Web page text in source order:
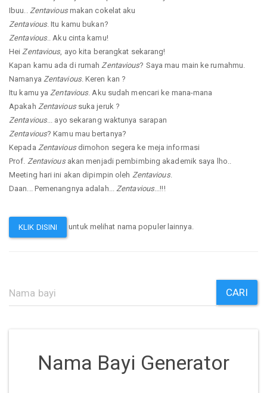
Ibuu.. Zentaviousmakan cokelat aku
Zentavious. Itu kamu bukan?
Zentavious.. Aku cinta kamu!
HeiZentavious, ayo kita berangkat sekarang!
Kapan kamu ada di rumahZentavious? Saya mau main ke rumahmu.
Namanya Zentavious. Keren kan ?
Itu kamu yaZentavious. Aku sudah mencari ke mana-mana
Apakah Zentavioussuka jeruk ?
Zentavious... ayo sekarang waktunya sarapan
Zentavious? Kamu mau bertanya?
Kepada Zentaviousdimohon segera ke meja informasi
Prof. Zentaviousakan menjadi pembimbing akademik saya lho..
Meeting hari ini akan dipimpin oleh Zentavious.
Daan... Pemenangnya adalah... Zentavious...!!!
KLIK DISINI untuk melihat nama populer lainnya.
CARI
Nama Bayi Generator